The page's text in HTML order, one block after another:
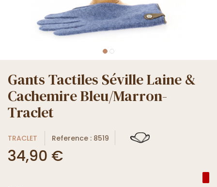
Gants Tactiles Séville Laine &
Cachemire Bleu/Marron-
Traclet
TRACLET Reference : 8519
34,90 €